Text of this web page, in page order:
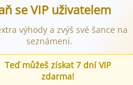
se VIP uživatelem
výhody a zvýš své šance na
seznámení.
Teď můžeš získat 7 dní VIP
zdarma!